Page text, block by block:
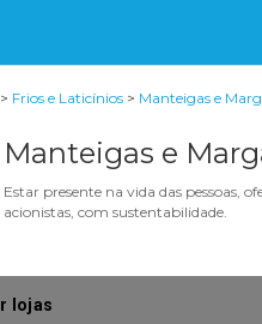
> Frios e Laticínios > Manteigas e
Manteigas e
Estar presente na vida das pessoas,
acionistas, com sustentabilidade.